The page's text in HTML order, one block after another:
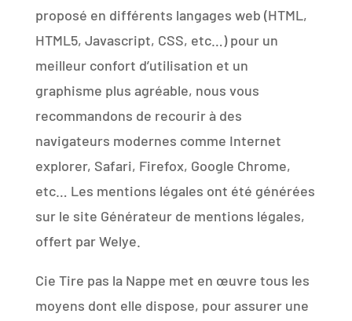
proposé en différents langages web (HTML,
HTML5, Javascript, CSS, etc…) pour un
meilleur confort d’utilisation et un
graphisme plus agréable, nous vous
recommandons de recourir à des
navigateurs modernes comme Internet
explorer, Safari, Firefox, Google Chrome,
etc… Les mentions légales ont été générées
sur le site Générateur de mentions légales,
offert par Welye.
Cie Tire pas la Nappe met en œuvre tous les
moyens dont elle dispose, pour assurer une